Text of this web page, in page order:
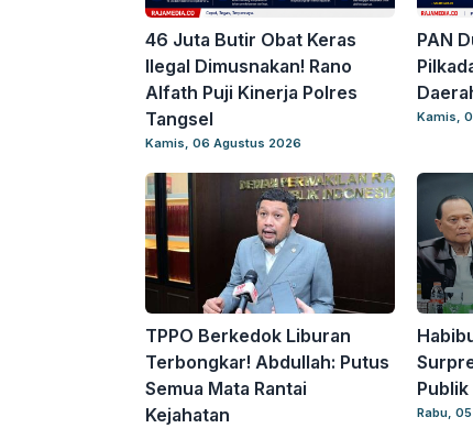
46 Juta Butir Obat Keras
Ilegal Dimusnakan! Rano
Alfath Puji Kinerja Polres
Tangsel
Kamis, 06 Agustus 2026
PAN
Kamis,
TPPO Berkedok Liburan
Terbongkar! Abdullah: Putus
Semua Mata Rantai
Kejahatan
Rabu,